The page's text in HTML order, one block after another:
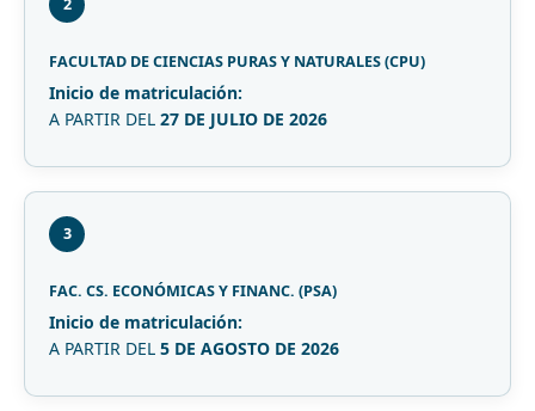
FACULTAD DE CIENCIAS PURAS Y NATURALES (CPU)
Inicio de matriculación:
A PARTIR DEL 27 DE JULIO DE 2026
3
FAC. CS. ECONÓMICAS Y FINANC. (PSA)
Inicio de matriculación:
A PARTIR DEL 5 DE AGOSTO DE 2026